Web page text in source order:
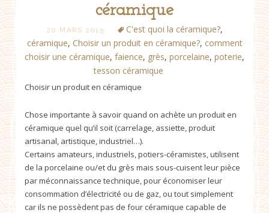
céramique
20 MARS 2015 C'est quoi la céramique?,
céramique, Choisir un produit en céramique?, comment
choisir une céramique, faience, grès, porcelaine, poterie,
tesson céramique
Choisir un produit en céramique
Chose importante à savoir quand on achète un produit en
céramique quel qu’il soit (carrelage, assiette, produit
artisanal, artistique, industriel…).
Certains amateurs, industriels, potiers-céramistes, utilisent
de la porcelaine ou/et du grès mais sous-cuisent leur pièce
par méconnaissance technique, pour économiser leur
consommation d’électricité ou de gaz, ou tout simplement
car ils ne possèdent pas de four céramique capable de